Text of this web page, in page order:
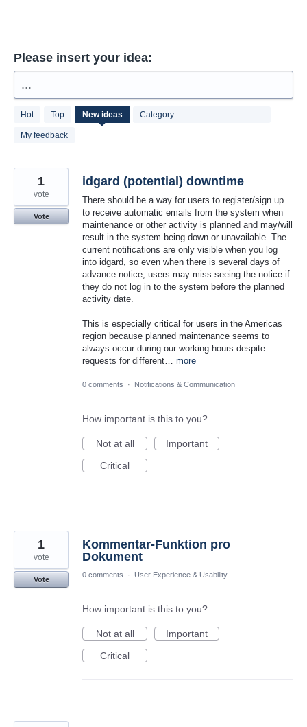
Please insert your idea:
...
Hot Top New ideas Category
My feedback
23
results
found
idgard (potential) downtime
There should be a way for users to register/sign up
to receive automatic emails from the system when
maintenance or other activity is planned and may/will
result in the system being down or unavailable. The
current notifications are only visible when you log
into idgard, so even when there is several days of
advance notice, users may miss seeing the notice if
they do not log in to the system before the planned
activity date.
This is especially critical for users in the Americas
region because planned maintenance seems to
always occur during our working hours despite
requests for different… more
1
vote
Vote
0 comments · Notifications & Communication
How important is this to you?
Not at all
Important
Critical
Kommentar-Funktion pro
Dokument
1
vote
Vote
0 comments · User Experience & Usability
How important is this to you?
Not at all
Important
Critical